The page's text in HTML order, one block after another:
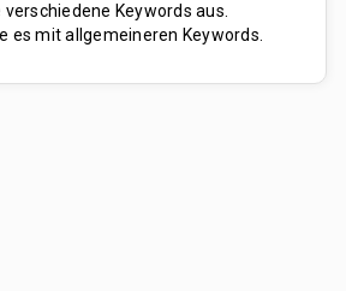
verschiedene Keywords aus.
es mit allgemeineren Keywords.